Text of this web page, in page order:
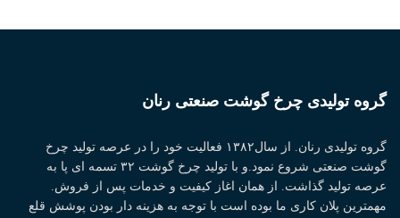
گروه تولیدی چرخ گوشت صنعتی رنان
گروه تولیدی رنان. از سال۱۳۸۲ فعالیت خود را در عرصه تولید چرخ
گوشت صنعتی شروع نمود.و با تولید چرخ گوشت ۳۲ تسمه ای پا به
عرصه تولید گذاشت. از همان اغاز کیفیت و خدمات پس از فروش.
مهمترین پلان کاری ما بوده است با توجه به هزینه دار بودن پوشش قلع